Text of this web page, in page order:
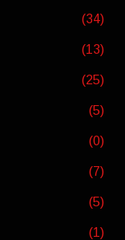
(34)
(13)
(25)
(5)
(0)
(7)
(5)
(1)